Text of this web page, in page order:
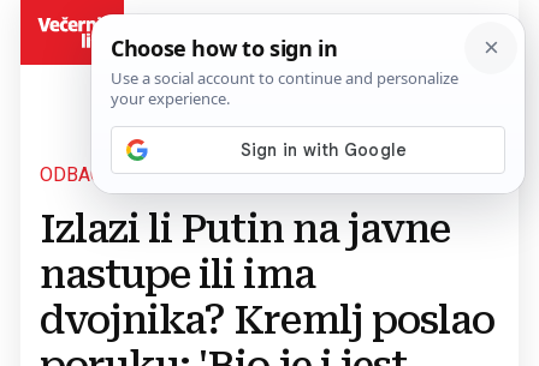
ODBACILI SVE GLASINE Povratak na članak
Izlazi li Putin na javne
nastupe ili ima
dvojnika? Kremlj poslao